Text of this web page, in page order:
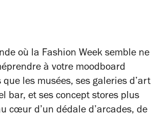
où la Fashion Week semble ne
à votre moodboard
les musées, ses galeries d’art
bar, et ses concept stores plus
cœur d’un dédale d’arcades, de